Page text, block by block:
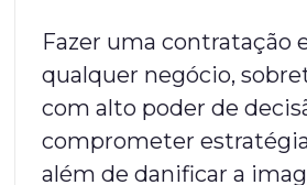
Fazer uma contratação
qualquer negócio,
com alto poder de
comprometer
além de danificar a